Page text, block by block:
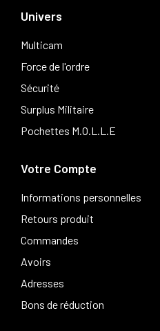
Univers
Multicam
Force de l'ordre
Sécurité
Surplus Militaire
Pochettes M.O.L.L.E
Votre Compte
Informations personnelles
Retours produit
Commandes
Avoirs
Adresses
Bons de réduction